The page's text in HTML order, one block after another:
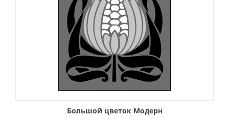
Большой цветок Модерн